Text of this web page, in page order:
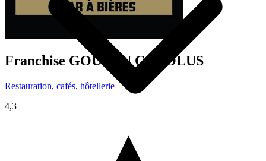
Franchise GOUDEN CAROLUS
Restauration, cafés, hôtellerie
4,3